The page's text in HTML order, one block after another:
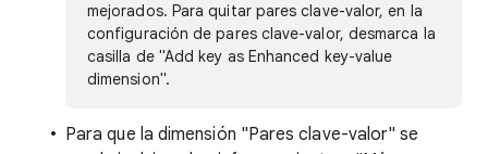
mejorados. Para quitar pares clave-valor, en la
configuración de pares clave-valor, desmarca la
casilla de "Add key as Enhanced key-value
dimension".
Para que la dimensión "Pares clave-valor" se